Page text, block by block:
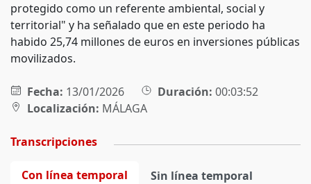
protegido como un referente ambiental, social y
territorial" y ha señalado que en este periodo ha
habido 25,74 millones de euros en inversiones públicas
movilizados.
Fecha: 13/01/2026 Duración: 00:03:52
Localización: MÁLAGA
Transcripciones
Con línea temporal Sin línea temporal